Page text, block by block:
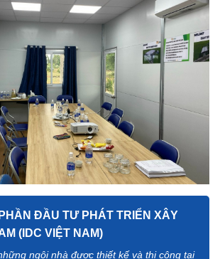
ĐẦU TƯ PHÁT TRIỂN XÂY
(IDC VIỆT NAM)
ngôi nhà được thiết kế và thi công tại